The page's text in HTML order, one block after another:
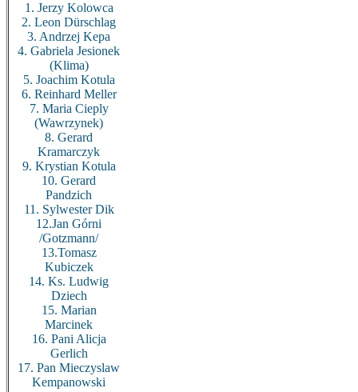
1. Jerzy Kolowca
2. Leon Dürschlag
3. Andrzej Kepa
4. Gabriela Jesionek
(Klima)
5. Joachim Kotula
6. Reinhard Meller
7. Maria Cieply
(Wawrzynek)
8. Gerard
Kramarczyk
9. Krystian Kotula
10. Gerard
Pandzich
11. Sylwester Dik
12.Jan Górni
/Gotzmann/
13.Tomasz
Kubiczek
14. Ks. Ludwig
Dziech
15. Marian
Marcinek
16. Pani Alicja
Gerlich
17. Pan Mieczyslaw
Kempanowski